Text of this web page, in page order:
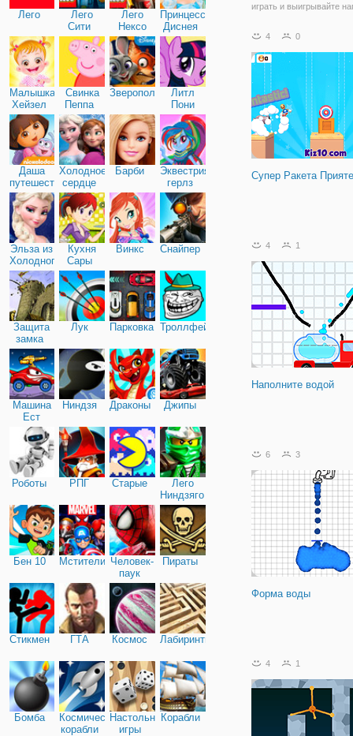
Лего
Лего
Сити
Лего
Нексо
Найтс
Принцессы
Диснея
Малышка
Хейзел
Свинка
Пеппа
Зверополис
Литл
Пони
Дружба
Даша
путешественница
Холодное
сердце
Барби
Эквестрия
герлз
Эльза из
Холодного
сердца
Кухня
Сары
Винкс Снайпер
Защита
замка
Лук Парковка Троллфейс
Машина
Ест
Машину
Ниндзя Драконы Джипы
Роботы РПГ Старые
Лего
Ниндзяго
Бен 10 Мстители Человек-
паук
Пираты
Стикмен ГТА Космос Лабиринты
Бомба
Космические
корабли
Настольные
игры
Корабли
играть и выигрывайте
выиграть алмазы, какое
объединить？Цельтесь и
стреляйте в шары,
4 0
Супер Ракета
4 1
Наполните водой
6 3
Форма воды
4 1